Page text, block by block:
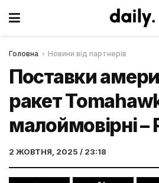
Головна Новини від партнерів
Поставки
ракет
малоймовірні –
2 ЖОВТНЯ, 2025 / 23:18